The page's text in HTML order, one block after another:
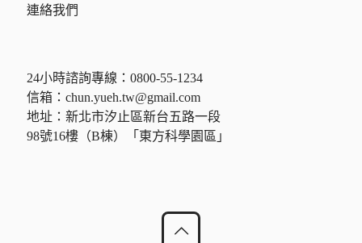
連絡我們
24小時諮詢專線： 0800-55-1234
信箱： chun.yueh.tw@gmail.com
地址：新北市汐止區新台五路一段
98號16樓（B棟）「東方科學園區」